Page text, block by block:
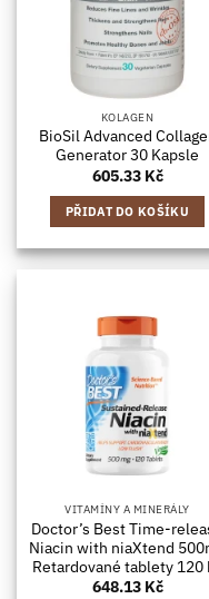
KOLAGEN
BioSil Advanced
Generator 30 Kapsle
605.33 Kč
PŘIDAT DO KOŠÍKU
VITAMÍNY A MINERÁLY
Doctor’s Best Time-
Niacin with niaXtend
Retardované tablety 120
648.13 Kč